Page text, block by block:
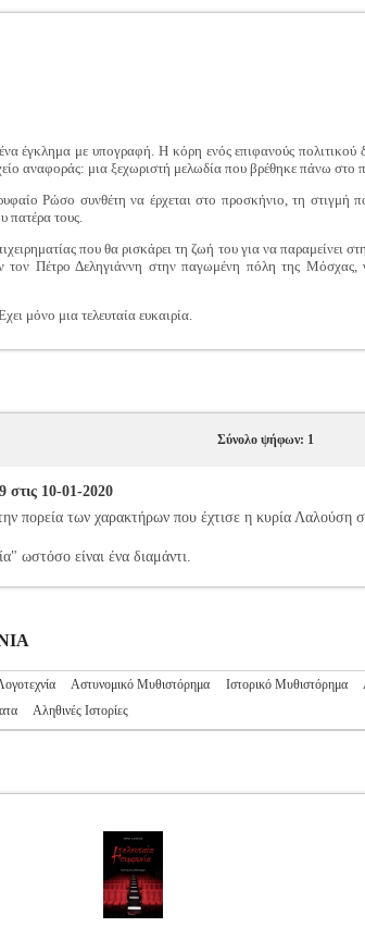
έγκλημα με υπογραφή. Η κόρη ενός επιφανούς πολιτικού
αναφοράς: μια ξεχωριστή μελωδία που βρέθηκε πάνω στο
Ρώσο συνθέτη να έρχεται στο προσκήνιο, τη στιγμή
πατέρα τους.
που θα ρισκάρει τη ζωή του για να παραμείνει
Πέτρο Δεληγιάννη στην παγωμένη πόλη της Μόσχας,
μόνο μια τελευταία ευκαιρία.
Σύνολο ψήφων: 1
10-01-2020
πορεία των χαρακτήρων που έχτισε η κυρία Λαλούση
ωστόσο είναι ένα διαμάντι.
Αστυνομικό Μυθιστόρημα Ιστορικό Μυθιστόρημα
Αληθινές Ιστορίες